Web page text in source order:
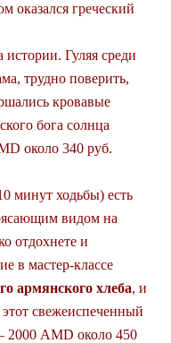
оказался греческий
Гуляя среди
трудно поверить,
кровавые
бога солнца
около 340 руб.
минут ходьбы) есть
видом на
отдохнете и
в мастер-классе
армянского хлеба, и
свежеиспеченный
2000 AMD около 450